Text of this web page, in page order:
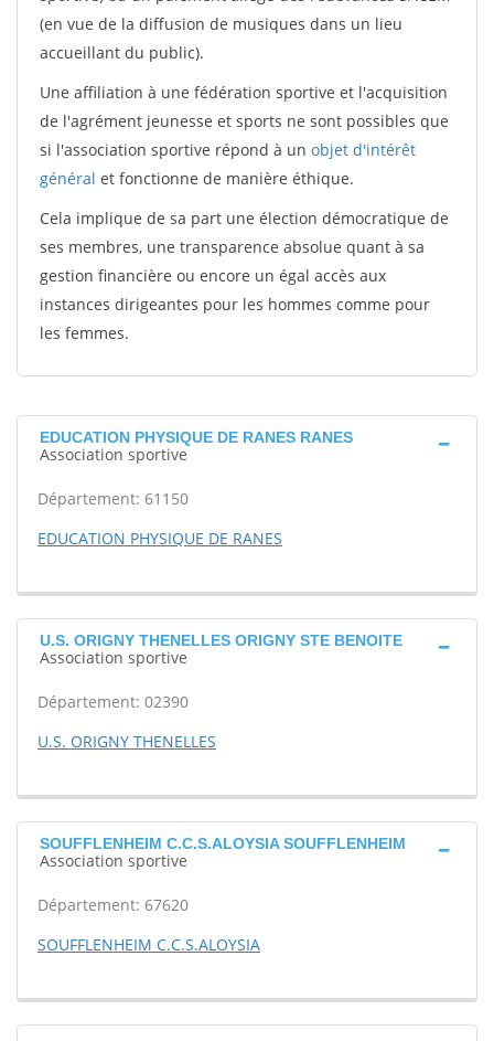
(en vue de la diffusion de musiques dans un lieu
accueillant du public).
Une affiliation à une fédération sportive et l'acquisition
de l'agrément jeunesse et sports ne sont possibles que
si l'association sportive répond à un objet d'intérêt
général et fonctionne de manière éthique.
Cela implique de sa part une élection démocratique de
ses membres, une transparence absolue quant à sa
gestion financière ou encore un égal accès aux
instances dirigeantes pour les hommes comme pour
les femmes.
EDUCATION PHYSIQUE DE RANES RANES
Association sportive
Département: 61150
EDUCATION PHYSIQUE DE RANES
U.S. ORIGNY THENELLES ORIGNY STE BENOITE
Association sportive
Département: 02390
U.S. ORIGNY THENELLES
SOUFFLENHEIM C.C.S.ALOYSIA SOUFFLENHEIM
Association sportive
Département: 67620
SOUFFLENHEIM C.C.S.ALOYSIA